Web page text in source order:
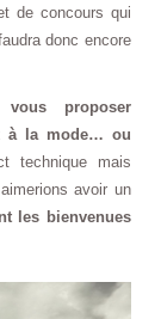
de concours qui
donc encore
proposer
à la mode… ou
technique mais
avoir un
les bienvenues